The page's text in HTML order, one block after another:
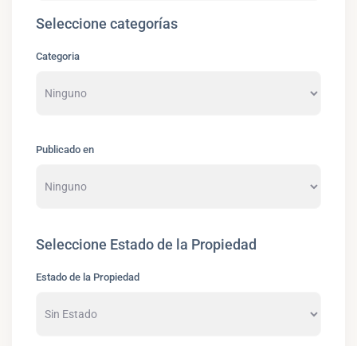
Seleccione categorías
Categoria
Publicado en
Seleccione Estado de la Propiedad
Estado de la Propiedad